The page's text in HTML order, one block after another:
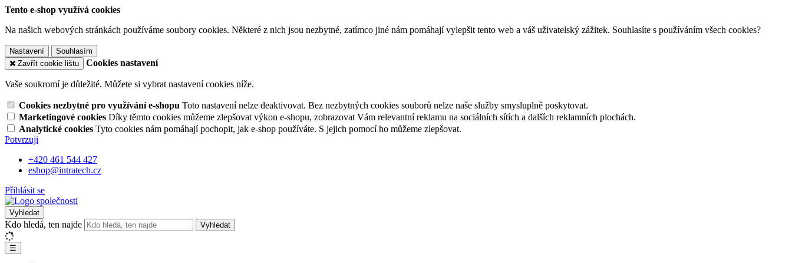
Tento e-shop využívá cookies
Na našich webových stránkách používáme soubory cookies. Některé z nich jsou nezbytné, zatímco jiné nám pomáhají vylepšit tento web a váš uživatelský zážitek. Souhlasíte s používáním všech cookies?
Nastavení
Souhlasím
Zavřít cookie lištu
Cookies nastavení
Vaše soukromí je důležité. Můžete si vybrat nastavení cookies níže.
Cookies nezbytné pro využívání e-shopu Toto nastavení nelze deaktivovat. Bez nezbytných cookies souborů nelze naše služby smysluplně poskytovat.
Marketingové cookies Díky těmto cookies můžeme zlepšovat výkon e-shopu, zobrazovat Vám relevantní reklamu na sociálních sítích a dalších reklamních plochách.
Analytické cookies Tyto cookies nám pomáhají pochopit, jak e-shop používáte. S jejich pomocí ho můžeme zlepšovat.
Potvrzuji
+420 461 544 427
eshop@intratech.cz
Přihlásit se
Vyhledat
Kdo hledá, ten najde Vyhledat
☰